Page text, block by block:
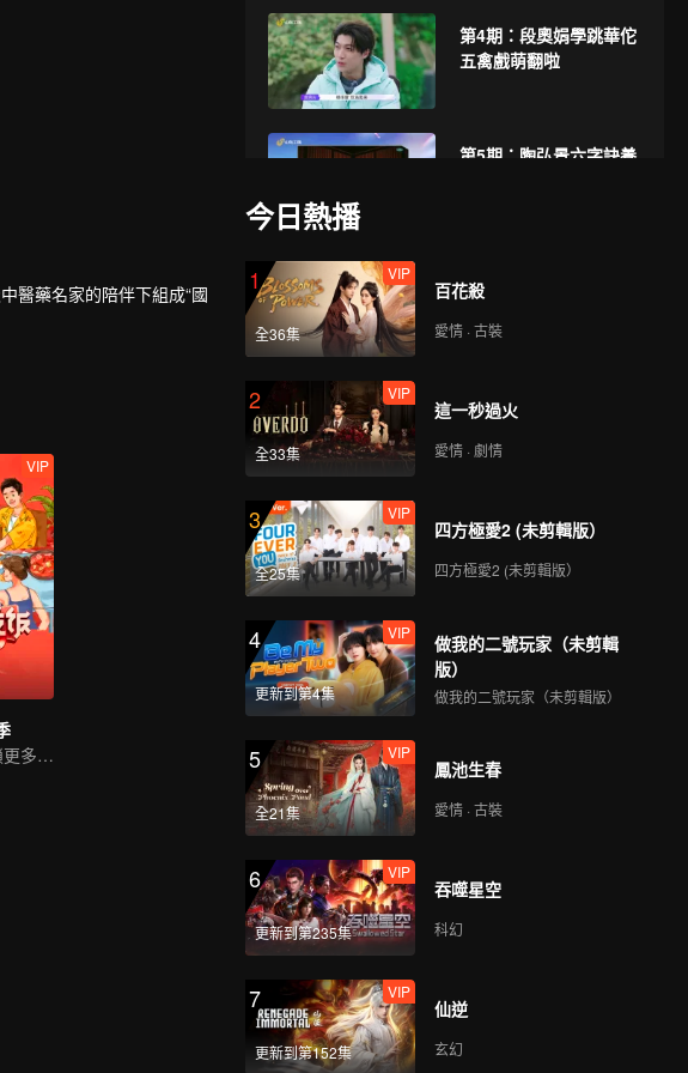
第4期：段奧娟學跳華佗
五禽戲萌翻啦
第5期：陶弘景六字訣養
跡體驗藥食同源
孫思邈中醫藥文化
故鄉體驗鍼灸
醫藥名家的陪伴下組成“國
VIP
看飯搭子3.0解鎖更多美食
今日熱播
1
全36集
VIP
百花殺
愛情 · 古裝
2
全33集
VIP
這一秒過火
愛情 · 劇情
3
全25集
VIP
四方極愛2 (未剪輯版）
四方極愛2 (未剪輯版）
4
更新到第4集
VIP
做我的二號玩家（未剪輯
版）
做我的二號玩家（未剪輯版）
5
全21集
VIP
鳳池生春
愛情 · 古裝
6
更新到第235集
VIP
吞噬星空
科幻
7
更新到第152集
VIP
仙逆
玄幻